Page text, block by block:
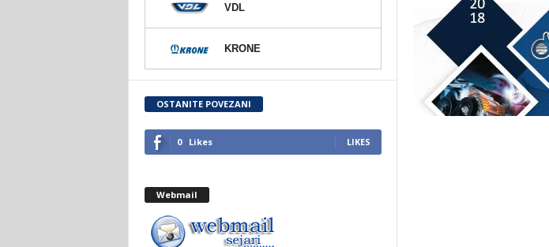
r
d
.
o
VDL
KRONE
OSTANITE POVEZANI
0 Likes LIKES
Webmail